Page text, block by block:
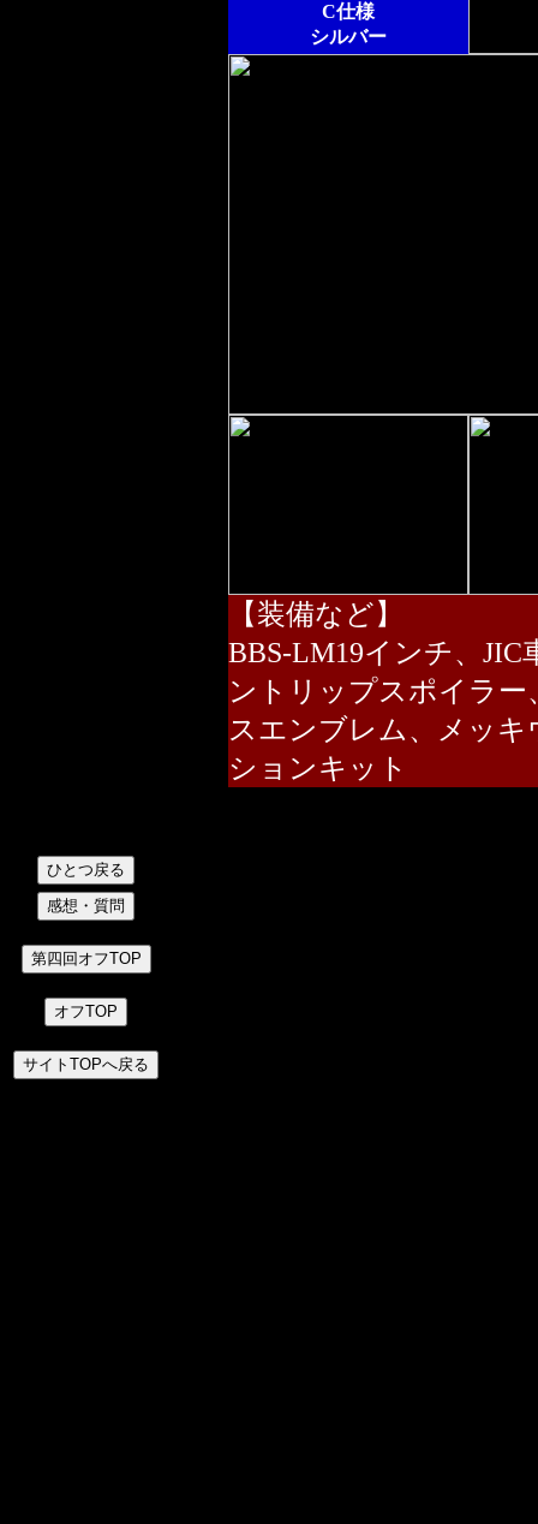
C仕様
シルバー
【装備など】
BBS-LM19インチ、
ントリップスポイラ
スエンブレム、メッ
ションキット